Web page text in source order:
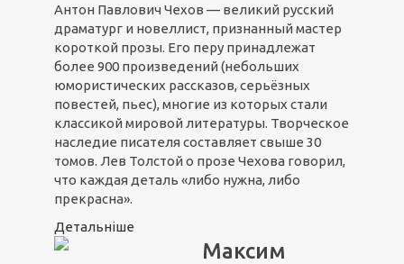
Антон Павлович Чехов — великий русский
драматург и новеллист, признанный мастер
короткой прозы. Его перу принадлежат
более 900 произведений (небольших
юмористических рассказов, серьёзных
повестей, пьес), многие из которых стали
классикой мировой литературы. Творческое
наследие писателя составляет свыше 30
томов. Лев Толстой о прозе Чехова говорил,
что каждая деталь «либо нужна, либо
прекрасна».
Детальніше
Максим